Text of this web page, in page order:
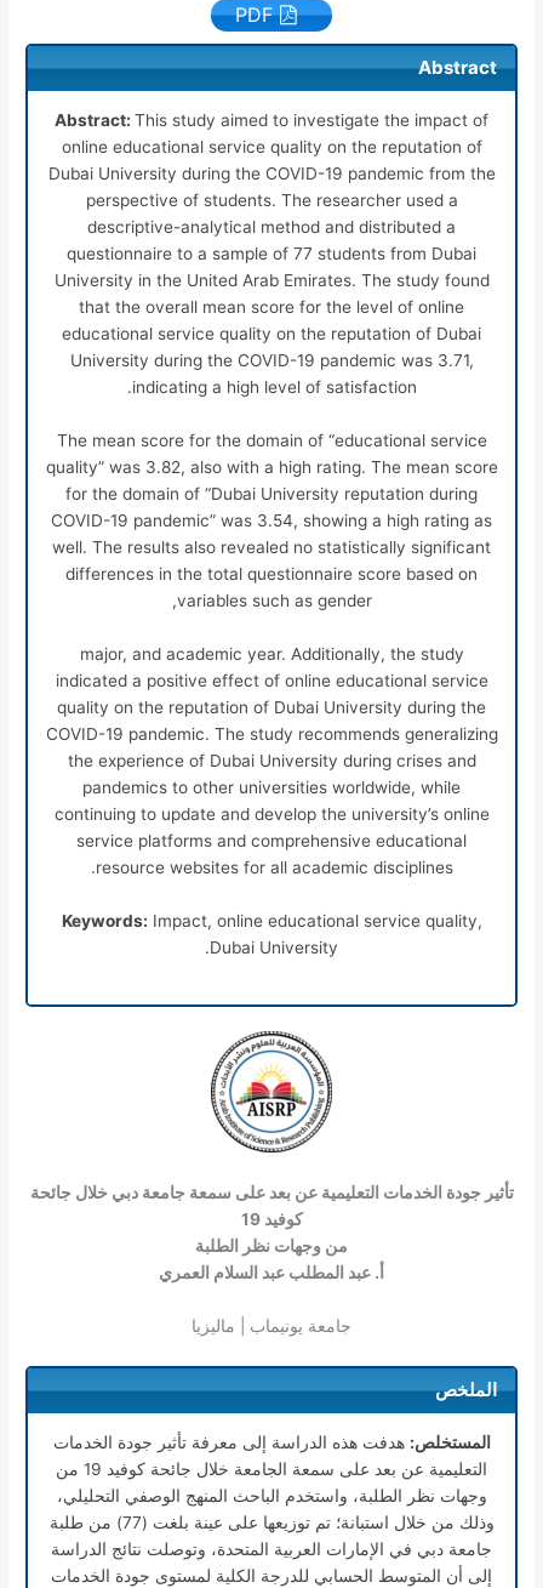
PDF
Abstract
Abstract: This study aimed to investigate the impact of
online educational service quality on the reputation of
Dubai University during the COVID-19 pandemic from the
perspective of students. The researcher used a
descriptive-analytical method and distributed a
questionnaire to a sample of 77 students from Dubai
University in the United Arab Emirates. The study found
that the overall mean score for the level of online
educational service quality on the reputation of Dubai
University during the COVID-19 pandemic was 3.71,
indicating a high level of satisfaction.
The mean score for the domain of “educational service
quality” was 3.82, also with a high rating. The mean score
for the domain of “Dubai University reputation during
COVID-19 pandemic” was 3.54, showing a high rating as
well. The results also revealed no statistically significant
differences in the total questionnaire score based on
variables such as gender,
major, and academic year. Additionally, the study
indicated a positive effect of online educational service
quality on the reputation of Dubai University during the
COVID-19 pandemic. The study recommends generalizing
the experience of Dubai University during crises and
pandemics to other universities worldwide, while
continuing to update and develop the university’s online
service platforms and comprehensive educational
resource websites for all academic disciplines.
Keywords: Impact, online educational service quality,
Dubai University.
تأثير جودة الخدمات التعليمية عن بعد على سمعة جامعة دبي خلال جائحة
كوفيد 19
من وجهات نظر الطلبة
أ. عبد المطلب عبد السلام العمري
جامعة يونيماب | ماليزيا
الملخص
المستخلص: هدفت هذه الدراسة إلى معرفة تأثير جودة الخدمات
التعليمية عن بعد على سمعة الجامعة خلال جائحة كوفيد 19 من
وجهات نظر الطلبة، واستخدم الباحث المنهج الوصفي التحليلي،
وذلك من خلال استبانة؛ تم توزيعها على عينة بلغت (77) من طلبة
جامعة دبي في الإمارات العربية المتحدة، وتوصلت نتائج الدراسة
إلى أن المتوسط الحسابي للدرجة الكلية لمستوى جودة الخدمات